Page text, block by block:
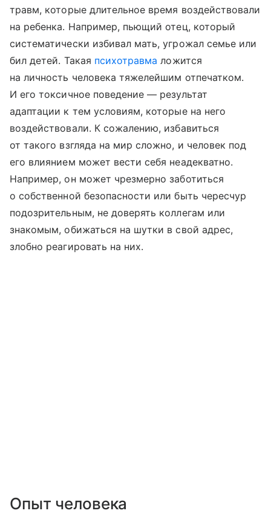
травм, которые длительное время воздействовали
на ребенка. Например, пьющий отец, который
систематически избивал мать, угрожал семье или
бил детей. Такая психотравма ложится
на личность человека тяжелейшим отпечатком.
И его токсичное поведение — результат
адаптации к тем условиям, которые на него
воздействовали. К сожалению, избавиться
от такого взгляда на мир сложно, и человек под
его влиянием может вести себя неадекватно.
Например, он может чрезмерно заботиться
о собственной безопасности или быть чересчур
подозрительным, не доверять коллегам или
знакомым, обижаться на шутки в свой адрес,
злобно реагировать на них.
Опыт человека